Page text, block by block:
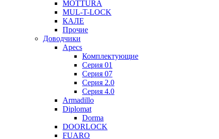
MOTTURA
MUL-T-LOCK
КАЛЕ
Прочие
Доводчики
Apecs
Комплектующие
Серия 01
Серия 07
Серия 2.0
Серия 4.0
Armadillo
Diplomat
Dorma
DOORLOCK
FUARO